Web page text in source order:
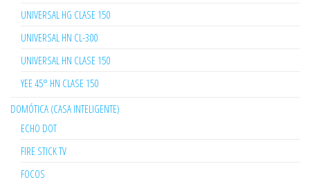
UNIVERSAL HG CLASE 150
UNIVERSAL HN CL-300
UNIVERSAL HN CLASE 150
YEE 45° HN CLASE 150
DOMÓTICA (CASA INTELIGENTE)
ECHO DOT
FIRE STICK TV
FOCOS